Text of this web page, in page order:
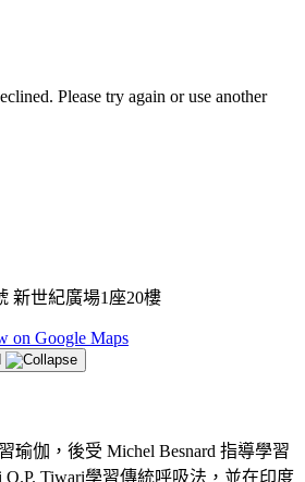
Please try again or use another
新世紀廣場1座20樓
on Google Maps
瑜伽，後受 Michel Besnard 指導學習
Tiwari學習傳統呼吸法，並在印度